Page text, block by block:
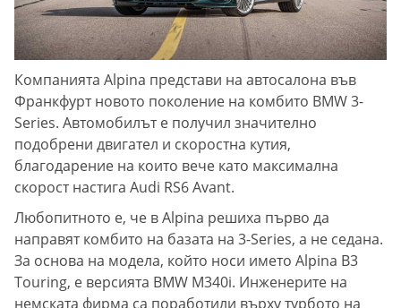
Компанията Alpina представи на автосалона във
Франкфурт новото поколение на комбито BMW 3-
Series. Автомобилът е получил значително
подобрени двигател и скоростна кутия,
благодарение на които вече като максимална
скорост настига Audi RS6 Avant.
Любопитното е, че в Alpina решиха първо да
направят комбито на базата на 3-Series, а не седана.
За основа на модела, който носи името Alpina B3
Touring, е версията BMW M340i. Инженерите на
немската фирма са поработили върху турбото на